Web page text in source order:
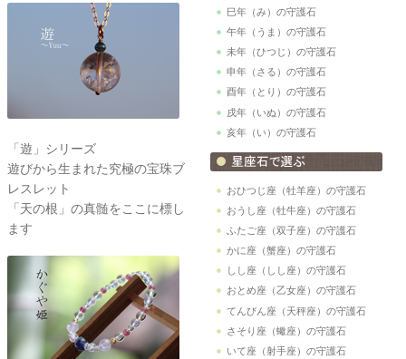
「遊」シリーズ
遊びから生まれた究極の宝珠ブ
レスレット
「天の根」の真髄をここに標し
ます
巳年（み）の守護石
午年（うま）の守護石
未年（ひつじ）の守護石
申年（さる）の守護石
酉年（とり）の守護石
戌年（いぬ）の守護石
亥年（い）の守護石
おひつじ座（牡羊座）の守護石
おうし座（牡牛座）の守護石
ふたご座（双子座）の守護石
かに座（蟹座）の守護石
しし座（しし座）の守護石
おとめ座（乙女座）の守護石
てんびん座（天秤座）の守護石
さそり座（蠍座）の守護石
いて座（射手座）の守護石